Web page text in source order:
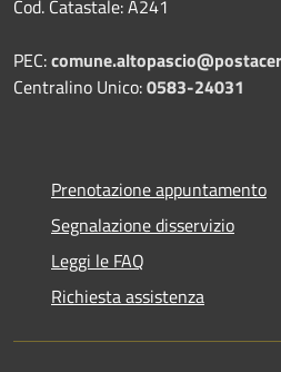
Cod. Catastale: A241
PEC:
Centralino Unico:0583-24031
Prenotazione appuntamento
Segnalazione disservizio
Leggi le FAQ
Richiesta assistenza